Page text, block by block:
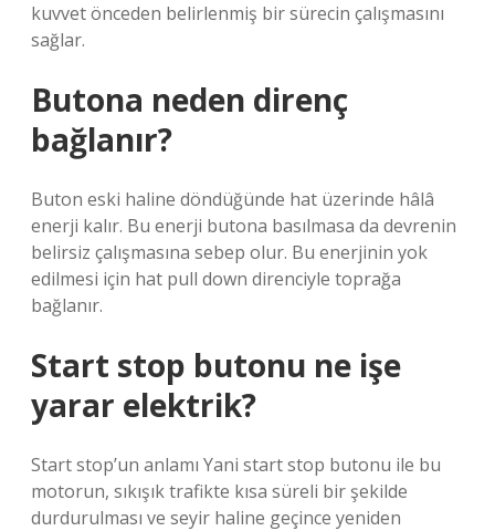
kuvvet önceden belirlenmiş bir sürecin çalışmasını
sağlar.
Butona neden direnç
bağlanır?
Buton eski haline döndüğünde hat üzerinde hâlâ
enerji kalır. Bu enerji butona basılmasa da devrenin
belirsiz çalışmasına sebep olur. Bu enerjinin yok
edilmesi için hat pull down direnciyle toprağa
bağlanır.
Start stop butonu ne işe
yarar elektrik?
Start stop’un anlamı Yani start stop butonu ile bu
motorun, sıkışık trafikte kısa süreli bir şekilde
durdurulması ve seyir haline geçince yeniden